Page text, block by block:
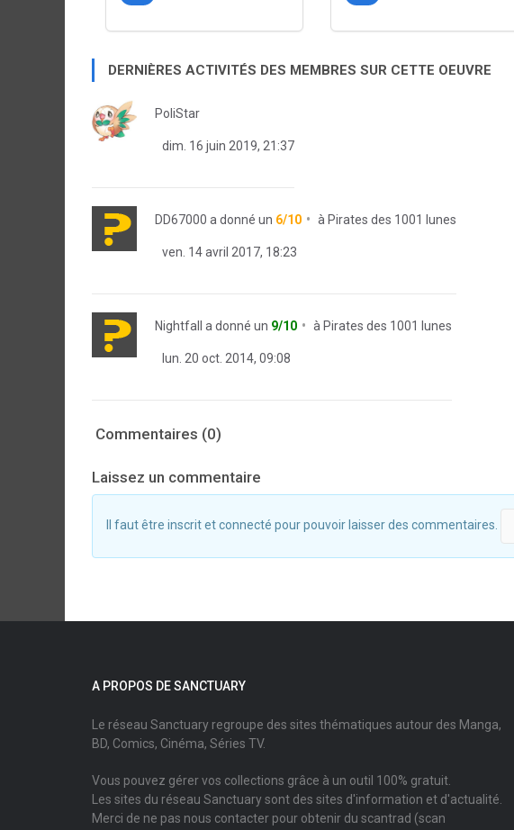
DERNIÈRES ACTIVITÉS DES MEMBRES SUR CETTE OEUVRE
PoliStar
dim. 16 juin 2019, 21:37
DD67000 a donné un 6/10 à Pirates des 1001 lunes
ven. 14 avril 2017, 18:23
Nightfall a donné un 9/10 à Pirates des 1001 lunes
lun. 20 oct. 2014, 09:08
Commentaires (0)
Laissez un commentaire
Il faut être inscrit et connecté pour pouvoir laisser des commentaires.
A PROPOS DE SANCTUARY
Le réseau Sanctuary regroupe des sites thématiques autour des Manga,
BD, Comics, Cinéma, Séries TV.
Vous pouvez gérer vos collections grâce à un outil 100% gratuit.
Les sites du réseau Sanctuary sont des sites d'information et d'actualité.
Merci de ne pas nous contacter pour obtenir du scantrad (scan